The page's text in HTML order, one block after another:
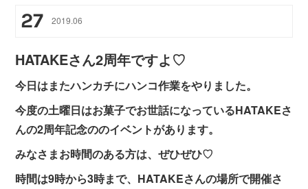
27 2019.06
HATAKEさん2周年ですよ♡
今日はまたハンカチにハンコ作業をやりました。
今度の土曜日はお菓子でお世話になっているHATAKEさ
んの2周年記念ののイベントがあります。
みなさまお時間のある方は、ぜひぜひ♡
時間は9時から3時まで、HATAKEさんの場所で開催さ